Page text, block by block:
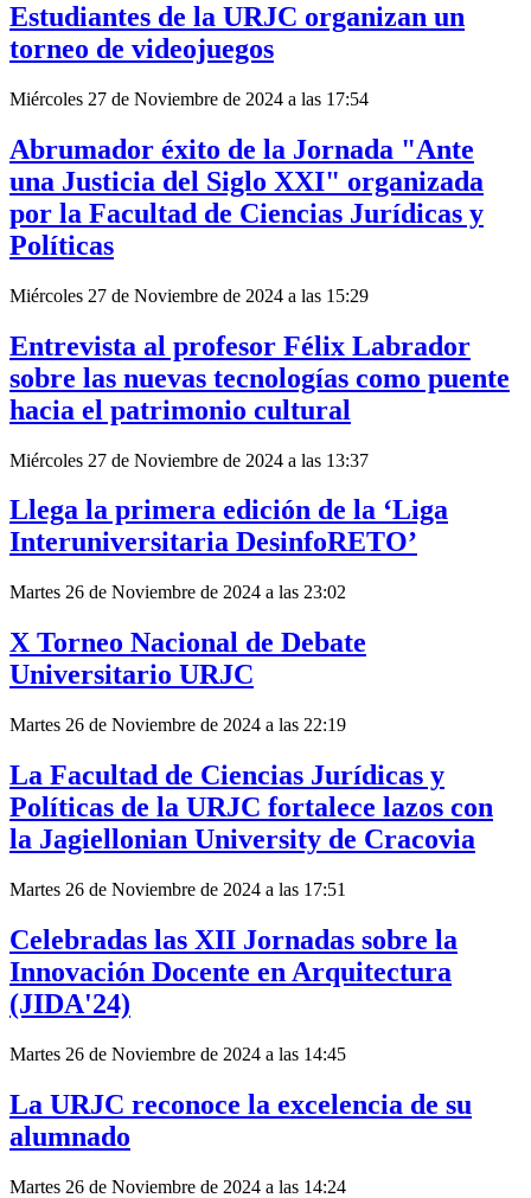
Estudiantes de la URJC organizan un
torneo de videojuegos
Miércoles 27 de Noviembre de 2024 a las 17:54
Abrumador éxito de la Jornada "Ante
una Justicia del Siglo XXI" organizada
por la Facultad de Ciencias Jurídicas y
Políticas
Miércoles 27 de Noviembre de 2024 a las 15:29
Entrevista al profesor Félix Labrador
sobre las nuevas tecnologías como puente
hacia el patrimonio cultural
Miércoles 27 de Noviembre de 2024 a las 13:37
Llega la primera edición de la ‘Liga
Interuniversitaria DesinfoRETO’
Martes 26 de Noviembre de 2024 a las 23:02
X Torneo Nacional de Debate
Universitario URJC
Martes 26 de Noviembre de 2024 a las 22:19
La Facultad de Ciencias Jurídicas y
Políticas de la URJC fortalece lazos con
la Jagiellonian University de Cracovia
Martes 26 de Noviembre de 2024 a las 17:51
Celebradas las XII Jornadas sobre la
Innovación Docente en Arquitectura
(JIDA'24)
Martes 26 de Noviembre de 2024 a las 14:45
La URJC reconoce la excelencia de su
alumnado
Martes 26 de Noviembre de 2024 a las 14:24